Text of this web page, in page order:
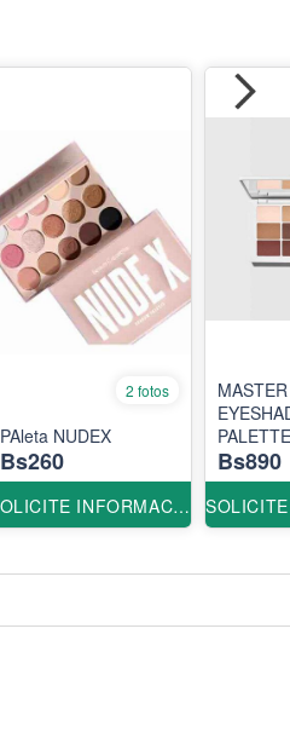
2 fotos
PAleta NUDEX
Bs260
SOLICITE INFORMACION
Bs890